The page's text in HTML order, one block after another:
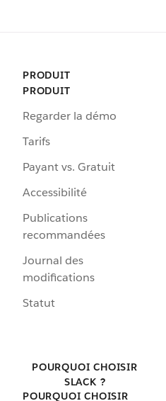
PRODUIT
PRODUIT
Regarder la démo
Tarifs
Payant vs. Gratuit
Accessibilité
Publications
recommandées
Journal des
modifications
Statut
POURQUOI CHOISIR
SLACK ?
POURQUOI CHOISIR